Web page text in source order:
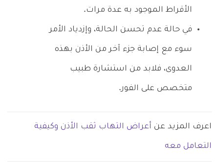
الأقراط الموجود به عدة مرات.
في حالة عدم تحسن الحالة، وإزدياد الأمر
سوء مع إصابة جزء آخر من الأذن بهذه
العدوى، فلابد من استشارة طبيب
متخصص على الفور.
اعرف المزيد عن أعراض التهاب ثقب الأذن وكيفية
التعامل معه